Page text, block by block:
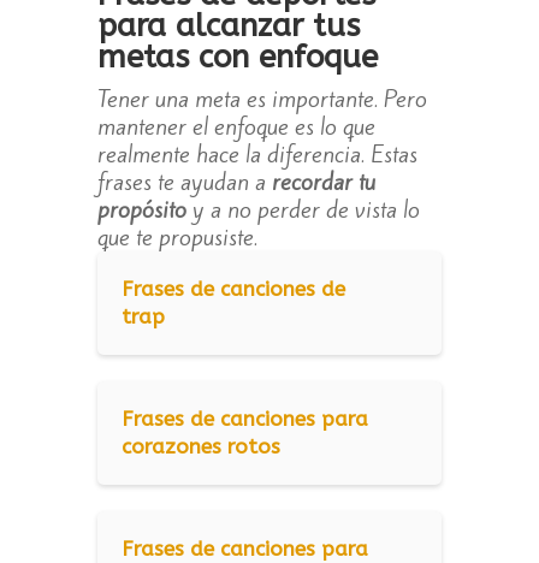
para alcanzar tus
metas con enfoque
Tener una meta es importante. Pero
mantener el enfoque es lo que
realmente hace la diferencia. Estas
frases te ayudan a recordar tu
propósitoy a no perder de vista lo
que te propusiste.
Frases de canciones de
trap
Frases de canciones para
corazones rotos
Frases de canciones para